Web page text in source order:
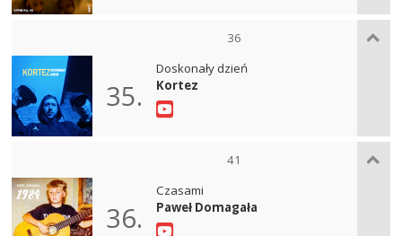
36
35.
Doskonały dzień
Kortez
41
36.
Czasami
Paweł Domagała